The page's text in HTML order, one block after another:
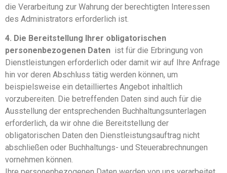
die Verarbeitung zur Wahrung der berechtigten Interessen
des Administrators erforderlich ist.
4. Die Bereitstellung Ihrer obligatorischen
personenbezogenen Daten ist für die Erbringung von
Dienstleistungen erforderlich oder damit wir auf Ihre Anfrage
hin vor deren Abschluss tätig werden können, um
beispielsweise ein detailliertes Angebot inhaltlich
vorzubereiten. Die betreffenden Daten sind auch für die
Ausstellung der entsprechenden Buchhaltungsunterlagen
erforderlich, da wir ohne die Bereitstellung der
obligatorischen Daten den Dienstleistungsauftrag nicht
abschließen oder Buchhaltungs- und Steuerabrechnungen
vornehmen können.